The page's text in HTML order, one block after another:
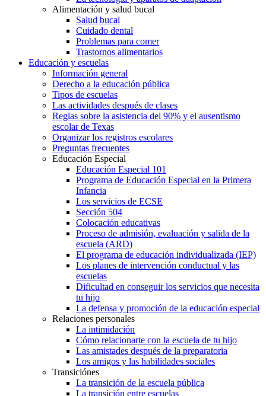
Alimentación y salud bucal
Salud bucal
Cuidado dental
Problemas para comer
Trastornos alimentarios
Educación y escuelas
Información general
Derecho a la educación pública
Tipos de escuelas
Las actividades después de clases
Reglas sobre la asistencia del 90% y el ausentismo
escolar de Texas
Organizar los registros escolares
Preguntas frecuentes
Educación Especial
Educación Especial 101
Programa de Educación Especial en la Primera
Infancia
Los servicios de ECSE
Sección 504
Colocación educativas
Proceso de admisión, evaluación y salida de la
escuela (ARD)
El programa de educación individualizada (IEP)
Los planes de intervención conductual y las
escuelas
Dificultad en conseguir los servicios que necesita
tu hijo
La defensa y promoción de la educación especial
Relaciones personales
La intimidación
Cómo relacionarte con la escuela de tu hijo
Las amistades después de la preparatoria
Los amigos y las habilidades sociales
Transiciónes
La transición de la escuela pública
La transición entre escuelas